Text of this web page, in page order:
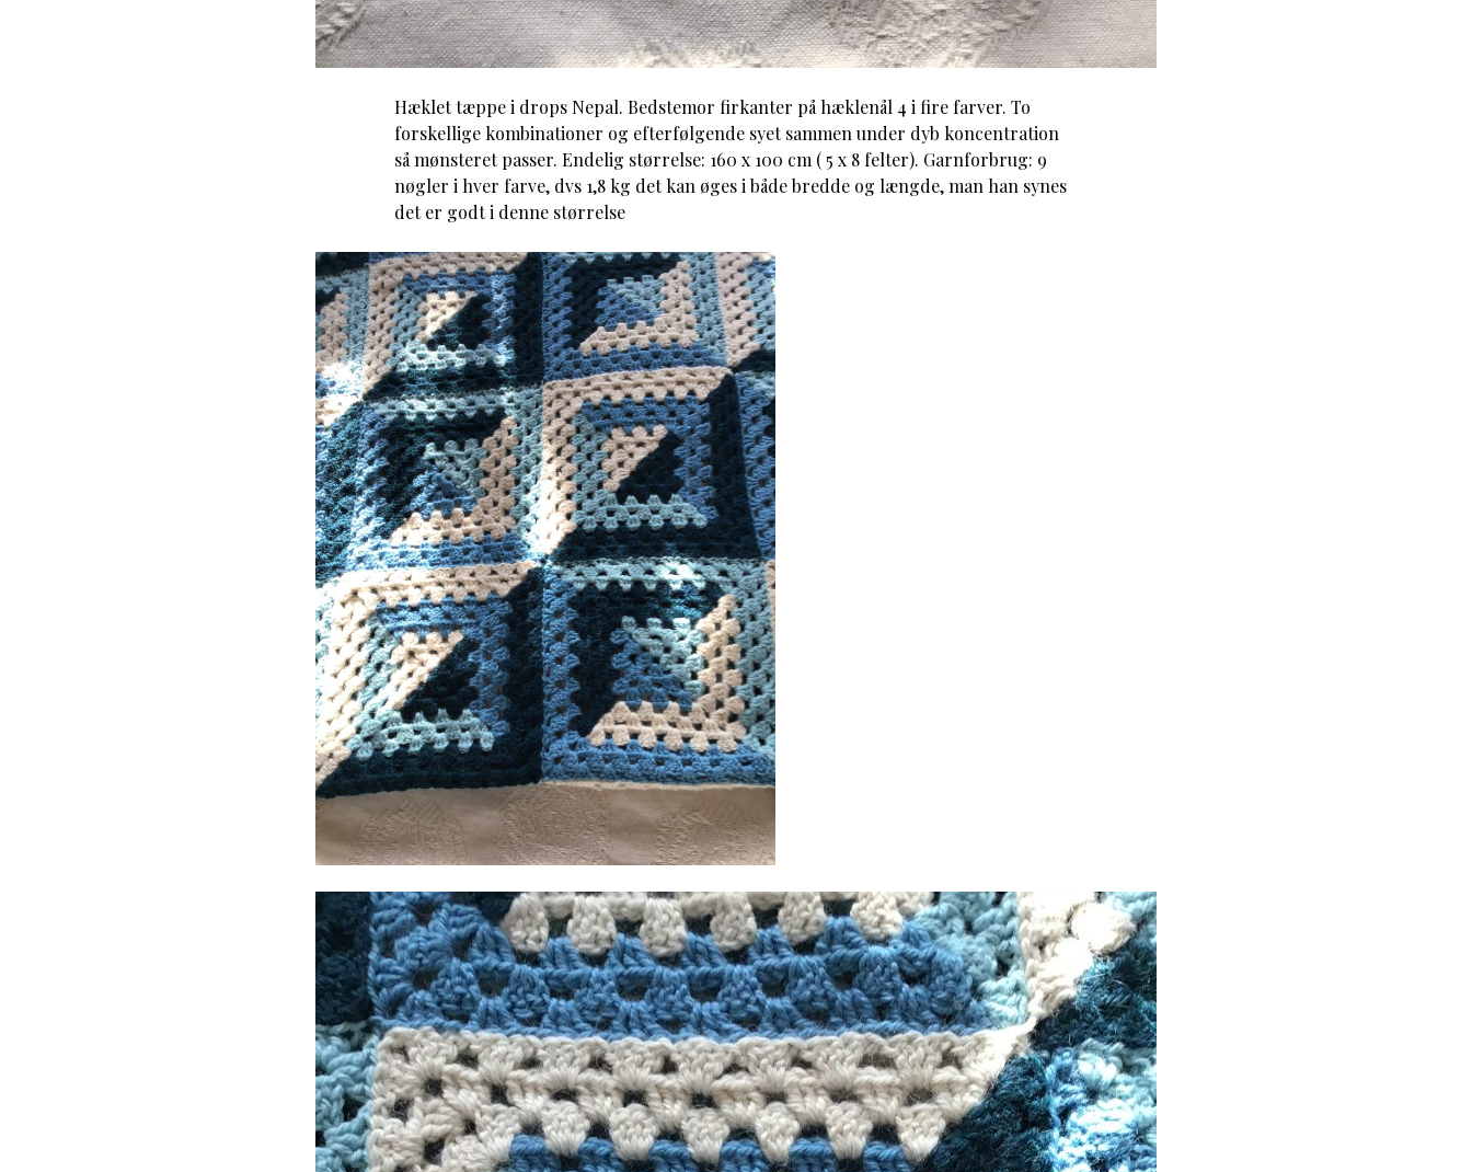
Hæklet tæppe i drops Nepal. Bedstemor firkanter på hæklenål 4 i fire farver. To
forskellige kombinationer og efterfølgende syet sammen under dyb koncentration
så mønsteret passer. Endelig størrelse: 160 x 100 cm ( 5 x 8 felter). Garnforbrug: 9
nøgler i hver farve, dvs 1,8 kg det kan øges i både bredde og længde, man han synes
det er godt i denne størrelse